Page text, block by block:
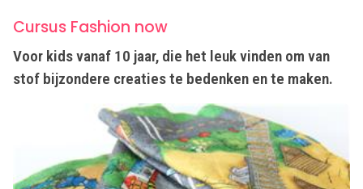
Cursus Fashion now
Voor kids vanaf 10 jaar, die het leuk vinden om van
stof bijzondere creaties te bedenken en te maken.